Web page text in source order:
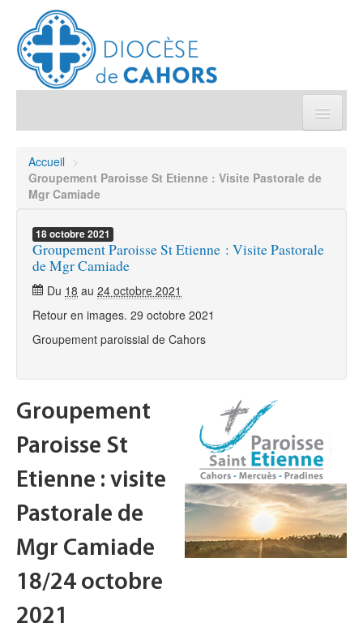
Démarches et sacrements
Sanctuaires & Pélerinages
Agenda diocésain
Je donne
Accueil >
Groupement Paroisse St Etienne : Visite Pastorale de
Mgr Camiade
18octobre2021
Groupement Paroisse St Etienne : Visite Pastorale
de Mgr Camiade
Du 18 au 24 octobre 2021
Retour en images. 29 octobre 2021
Groupement paroissial de Cahors
Groupement
Paroisse St
Etienne : visite
Pastorale de
Mgr Camiade
18/24 octobre
2021